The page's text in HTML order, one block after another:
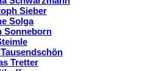
Sieber
Solga
Sonneborn
Tretter